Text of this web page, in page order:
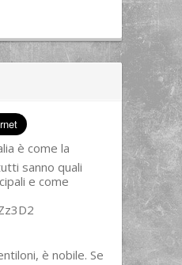
è come la
sanno quali
e come
è nobile. Se